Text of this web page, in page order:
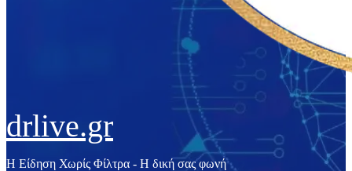
drlive.gr
Η Είδηση Χωρίς Φίλτρα - H δική σας φωνή